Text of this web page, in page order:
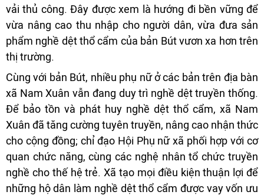
vải thủ công. Đây được xem là hướng đi bền vững để
vừa nâng cao thu nhập cho người dân, vừa đưa sản
phẩm nghề dệt thổ cẩm của bản Bút vươn xa hơn trên
thị trường.
Cùng với bản Bút, nhiều phụ nữ ở các bản trên địa bàn
xã Nam Xuân vẫn đang duy trì nghề dệt truyền thống.
Để bảo tồn và phát huy nghề dệt thổ cẩm, xã Nam
Xuân đã tăng cường tuyên truyền, nâng cao nhận thức
cho cộng đồng; chỉ đạo Hội Phụ nữ xã phối hợp với cơ
quan chức năng, cùng các nghệ nhân tổ chức truyền
nghề cho thế hệ trẻ. Xã tạo mọi điều kiện thuận lợi để
những hộ dân làm nghề dệt thổ cẩm được vay vốn ưu